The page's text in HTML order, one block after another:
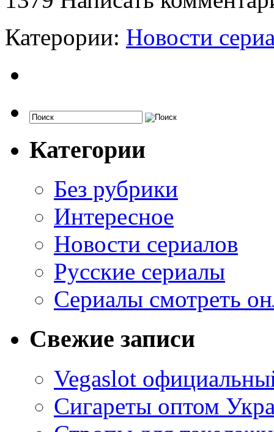
Катерории: Новости
Категории
Без рубрики
Интересное
Новости сериалов
Русские сериалы
Сериалы смотреть
Свежие записи
Vegaslot
Сигареты оптом